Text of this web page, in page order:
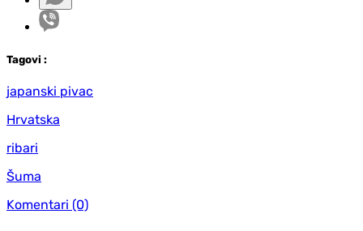
Tagovi :
japanski pivac
Hrvatska
ribari
Šuma
Komentari (0)